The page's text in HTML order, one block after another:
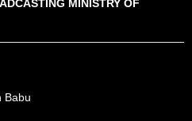
MINISTRY OF
Babu